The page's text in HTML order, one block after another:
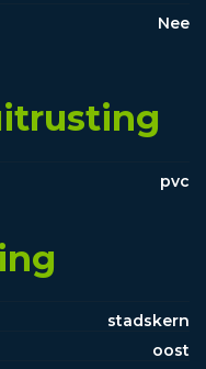
Nee
pvc
stadskern
oost